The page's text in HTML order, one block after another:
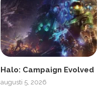
Halo: Campaign Evolved
augusti 5, 2026